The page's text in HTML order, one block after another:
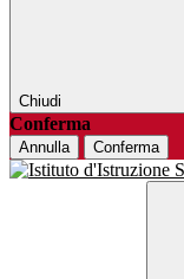
Chiudi
Conferma
Annulla Conferma